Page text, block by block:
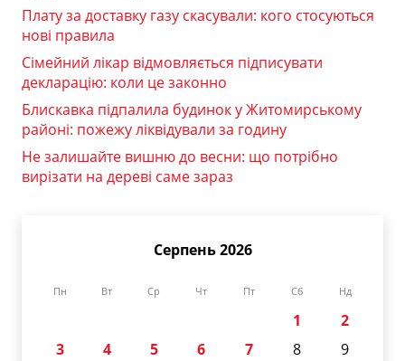
Плату за доставку газу скасували: кого стосуються
нові правила
Сімейний лікар відмовляється підписувати
декларацію: коли це законно
Блискавка підпалила будинок у Житомирському
районі: пожежу ліквідували за годину
Не залишайте вишню до весни: що потрібно
вирізати на дереві саме зараз
Серпень 2026
Пн Вт Ср Чт Пт Сб Нд
1
2
3
4 5 6 7 8
9